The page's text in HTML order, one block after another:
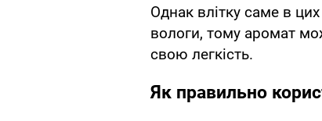
Однак влітку саме в
вологи, тому аромат
свою легкість.
Як правильно